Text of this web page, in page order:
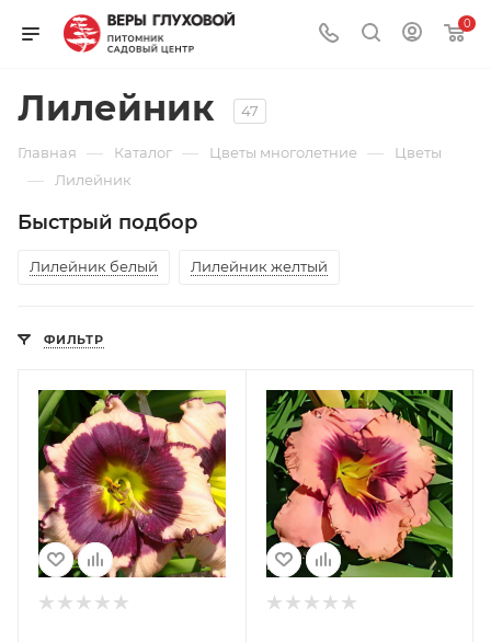
0
Лилейник 47
Главная — Каталог — Цветы многолетние — Цветы
— Лилейник
Быстрый подбор
Лилейник белый Лилейник желтый
ФИЛЬТР